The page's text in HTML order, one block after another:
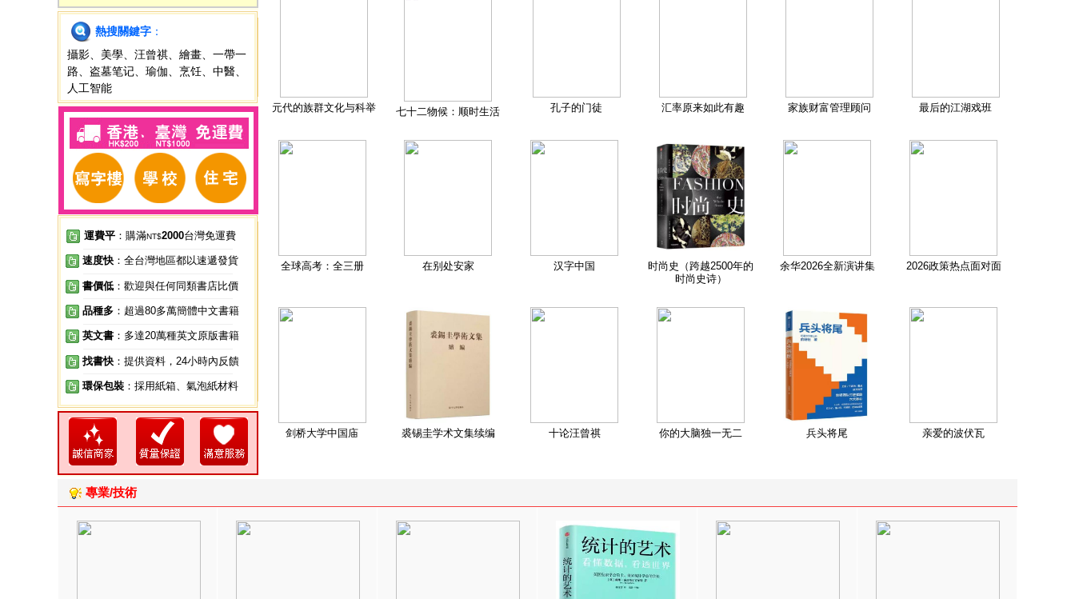
熱搜關鍵字 ：
攝影
美學 汪曾祺 繪畫
一帶一
路
盗墓笔记 瑜伽 烹饪 中醫
人工智能
運費平 ：購滿NT$2000台灣免運費
速度快 ：全台灣地區都以速遞發貨
書價低 ：歡迎與任何同類書店比價
品種多 ：超過80多萬簡體中文書籍
英文書 ：多達20萬種英文原版書籍
找書快 ：提供資料，24小時內反饋
環保包裝 ：採用紙箱、氣泡紙材料
元代的族群文化与科举 七十二物候：顺时生活 孔子的门徒 汇率原来如此有趣 家族财富管理顾问 最后的江湖戏班
全球高考：全三册 在别处安家 汉字中国
时尚史（跨越2500年的
时尚史诗）
余华2026全新演讲集 2026政策热点面对面
剑桥大学中国庙 裘锡圭学术文集续编 十论汪曾祺 你的大脑独一无二 兵头将尾 亲爱的波伏瓦
專業/技術